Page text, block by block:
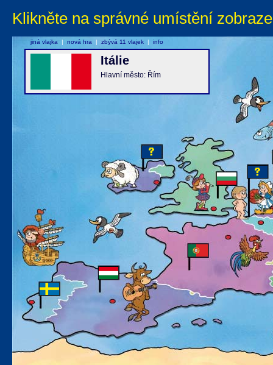
Klikněte na správné umístění
Itálie
Hlavní město: Řím
jiná vlajka | nová hra | zbývá 11 vlajek | info